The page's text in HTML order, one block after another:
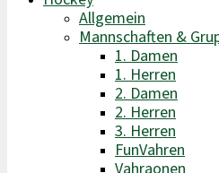
Allgemein
Mannschaften &
1. Damen
1. Herren
2. Damen
2. Herren
3. Herren
FunVahren​